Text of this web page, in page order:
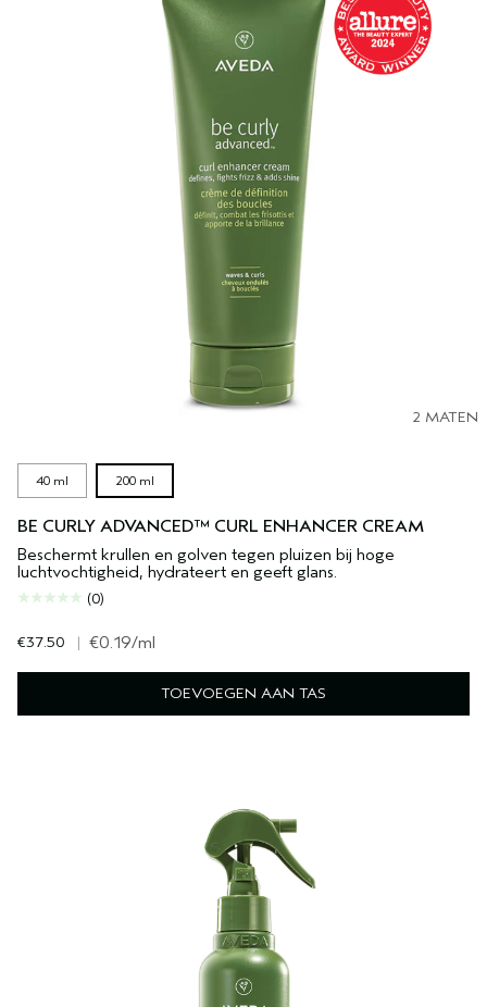
2 MATEN
40 ml 200 ml
BE CURLY ADVANCED™ CURL ENHANCER CREAM
Beschermt krullen en golven tegen pluizen bij hoge
luchtvochtigheid, hydrateert en geeft glans.
(0)
€37.50 | €0.19/ml
TOEVOEGEN AAN TAS